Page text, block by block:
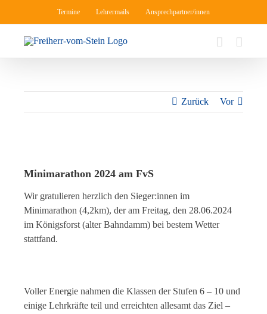
springen
Termine Lehrermails Ansprechpartner/innen
Zurück Vor
grösseres
Minimarathon 2024 am FvS
Wir gratulieren herzlich den Sieger:innen im
Minimarathon (4,2km), der am Freitag, den 28.06.2024
im Königsforst (alter Bahndamm) bei bestem Wetter
stattfand.
Voller Energie nahmen die Klassen der Stufen 6 – 10 und
einige Lehrkräfte teil und erreichten allesamt das Ziel –